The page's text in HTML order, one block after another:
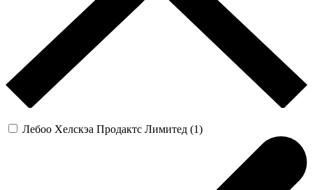
Лебоо Хелскэа Продактс Лимитед (1)